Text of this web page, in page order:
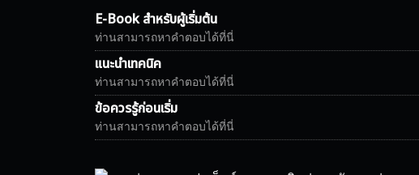
E-Book สำหรับผู้เริ่มต้น
ท่านสามารถหาคำตอบได้ที่นี่
แนะนำเทคนิค
ท่านสามารถหาคำตอบได้ที่นี่
ข้อควรรู้ก่อนเริ่ม
ท่านสามารถหาคำตอบได้ที่นี่